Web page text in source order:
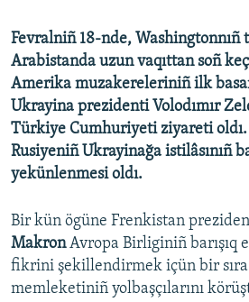
Fevralniñ 18-nde, Washingtonnıñ
Arabistanda uzun vaqıttan soñ
Amerika muzakereleriniñ ilk
Ukrayina prezidenti Volodımır
Türkiye Cumhuriyeti ziyareti
Rusiyeniñ Ukrayinağa istilâsınıñ
yekünlenmesi oldı.
Bir kün ögüne Frenkistan
MakronAvropa Birliginiñ barışıq
fikrini şekillendirmek içün bir
memleketiniñ yolbaşçılarını